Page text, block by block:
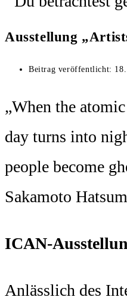
Ausstellung
Beitrag veröffentlicht:
„When the
day turns into
people become
Sakamoto
ICAN-
Anlässlich des